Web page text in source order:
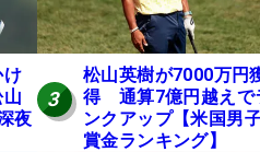
け
夜
3
松山英樹が7000万円
得 通算7億円越えで
ンクアップ【米国男
賞金ランキング】